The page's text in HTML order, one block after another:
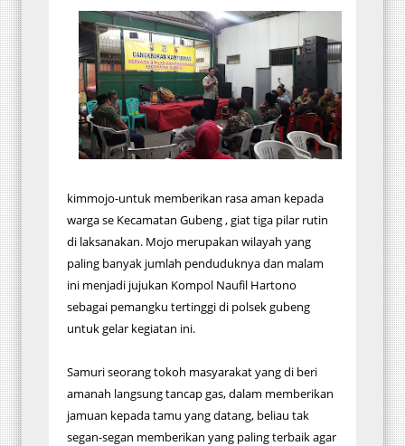
kimmojo-untuk memberikan rasa aman kepada
warga se Kecamatan Gubeng , giat tiga pilar rutin
di laksanakan. Mojo merupakan wilayah yang
paling banyak jumlah penduduknya dan malam
ini menjadi jujukan Kompol Naufil Hartono
sebagai pemangku tertinggi di polsek gubeng
untuk gelar kegiatan ini.
Samuri seorang tokoh masyarakat yang di beri
amanah langsung tancap gas, dalam memberikan
jamuan kepada tamu yang datang, beliau tak
segan-segan memberikan yang paling terbaik agar